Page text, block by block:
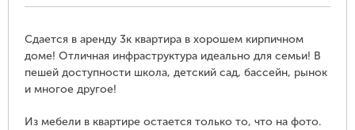
Сдается в аренду 3к квартира в хорошем кирпичном
доме! Отличная инфраструктура идеально для семьи! В
пешей доступности школа, детский сад, бассейн, рынок
и многое другое!
Из мебели в квартире остается только то, что на фото.